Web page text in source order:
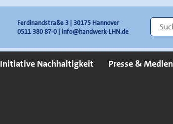
Ferdinandstraße 3 | 30175 Hannover
0511 380 87-0 | info@handwerk-LHN.de
Initiative Nachhaltigkeit Presse & Medien